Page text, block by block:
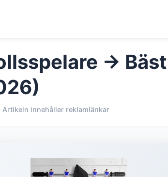
→
Artikeln innehåller reklamlänkar